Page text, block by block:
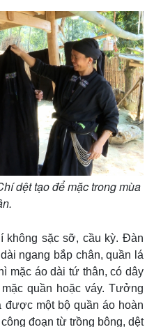
dệt tạo để mặc trong mùa
không sặc sỡ, cầu kỳ. Đàn
ngang bắp chân, quần lá
mặc áo dài tứ thân, có dây
quần hoặc váy. Tưởng
một bộ quần áo hoàn
đoạn từ trồng bông, dệt